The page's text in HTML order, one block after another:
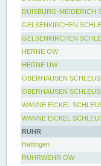
DUISBURG-MEIDERICH
GELSENKIRCHEN
GELSENKIRCHEN
HERNE OW
HERNE UW
OBERHAUSEN
OBERHAUSEN
WANNE EICKEL
WANNE EICKEL
RUHR
Hattingen
RUHRWEHR OW